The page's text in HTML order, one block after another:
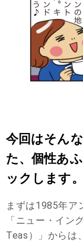
今回はそん
た、個性あ
ックします
まずは1985年ア
「ニュー・イン
Teas）」からは